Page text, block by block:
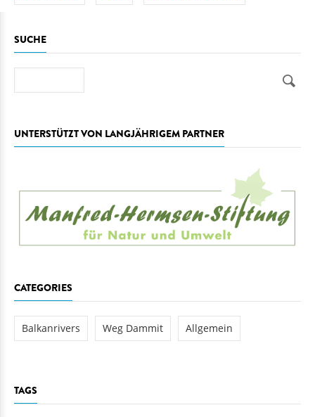
SUCHE
UNTERSTÜTZT VON LANGJÄHRIGEM PARTNER
CATEGORIES
Balkanrivers Weg Dammit Allgemein
TAGS